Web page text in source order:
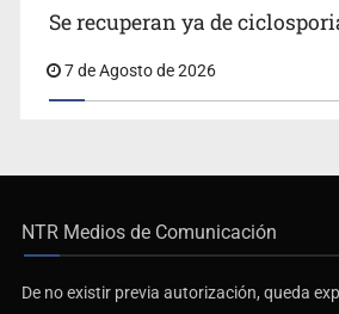
Se recuperan ya de
7 de Agosto de 2026
NTR Medios de Comunicación
De no existir previa autorización, queda